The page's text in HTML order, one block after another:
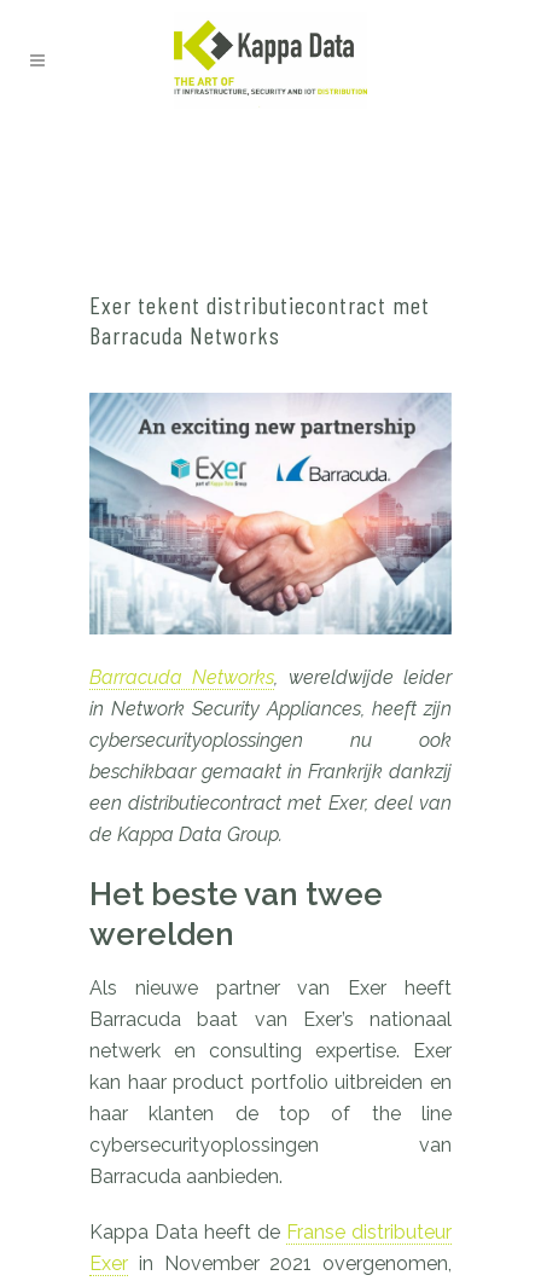
Exer tekent distributiecontract met
Barracuda Networks
Barracuda Networks , wereldwijde leider
in Network Security Appliances, heeft zijn
cybersecurityoplossingen nu ook
beschikbaar gemaakt in Frankrijk dankzij
een distributiecontract met Exer, deel van
de Kappa Data Group.
Het beste van twee
werelden
Als nieuwe partner van Exer heeft
Barracuda baat van Exer’s nationaal
netwerk en consulting expertise. Exer
kan haar product portfolio uitbreiden en
haar klanten de top of the line
cybersecurityoplossingen van
Barracuda aanbieden.
Kappa Data heeft de Franse distributeur
Exer in November 2021 overgenomen,